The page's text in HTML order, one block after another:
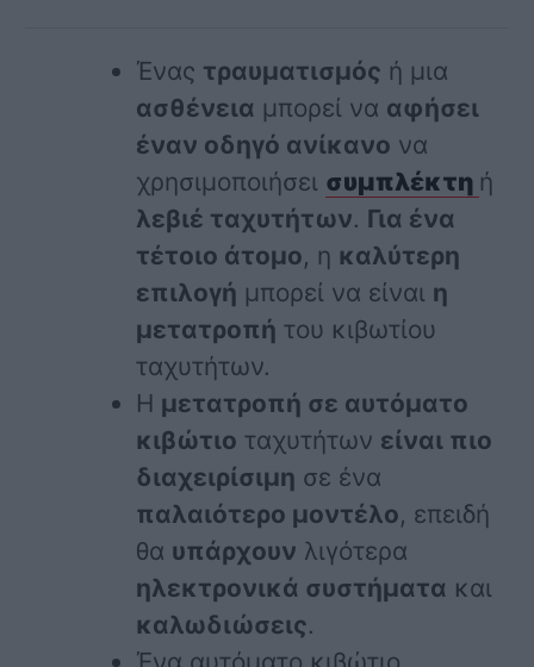
Ένας τραυματισμός ή μια
ασθένεια μπορεί να αφήσει
έναν οδηγό ανίκανο να
χρησιμοποιήσει συμπλέκτη ή
λεβιέ ταχυτήτων. Για ένα
τέτοιο άτομο, η καλύτερη
επιλογή μπορεί να είναι η
μετατροπή του κιβωτίου
ταχυτήτων.
Η μετατροπή σε αυτόματο
κιβώτιο ταχυτήτων είναι πιο
διαχειρίσιμη σε ένα
παλαιότερο μοντέλο, επειδή
θα υπάρχουν λιγότερα
ηλεκτρονικά συστήματα και
καλωδιώσεις.